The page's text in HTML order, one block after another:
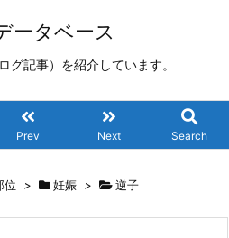
ータベース
グ記事）を紹介しています。
Prev Next Search
位 > 妊娠 > 逆子